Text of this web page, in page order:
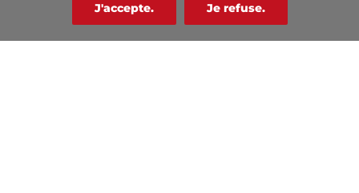
Nos domaines de formations
J'accepte. Je refuse.